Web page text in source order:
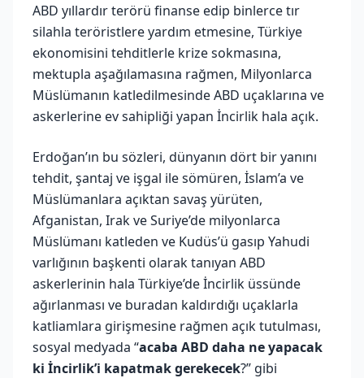
ABD yıllardır terörü finanse edip binlerce tır
silahla teröristlere yardım etmesine, Türkiye
ekonomisini tehditlerle krize sokmasına,
mektupla aşağılamasına rağmen, Milyonlarca
Müslümanın katledilmesinde ABD uçaklarına ve
askerlerine ev sahipliği yapan İncirlik hala açık.
Erdoğan’ın bu sözleri, dünyanın dört bir yanını
tehdit, şantaj ve işgal ile sömüren, İslam’a ve
Müslümanlara açıktan savaş yürüten,
Afganistan, Irak ve Suriye’de milyonlarca
Müslümanı katleden ve Kudüs’ü gasıp Yahudi
varlığının başkenti olarak tanıyan ABD
askerlerinin hala Türkiye’de İncirlik üssünde
ağırlanması ve buradan kaldırdığı uçaklarla
katliamlara girişmesine rağmen açık tutulması,
sosyal medyada “acaba ABD daha ne yapacak
ki İncirlik’i kapatmak gerekecek?” gibi